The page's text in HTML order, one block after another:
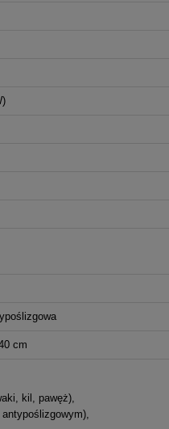
cm
kil, pawęż),